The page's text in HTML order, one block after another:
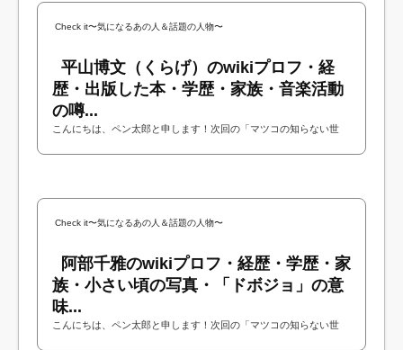
Check it〜気になるあの人＆話題の人物〜
平山博文（くらげ）のwikiプロフ・経
歴・出版した本・学歴・家族・音楽活動
の噂...
こんにちは、ペン太郎と申します！次回の「マツコの知らない世
Check it〜気になるあの人＆話題の人物〜
阿部千雅のwikiプロフ・経歴・学歴・家
族・小さい頃の写真・「ドボジョ」の意
味...
こんにちは、ペン太郎と申します！次回の「マツコの知らない世